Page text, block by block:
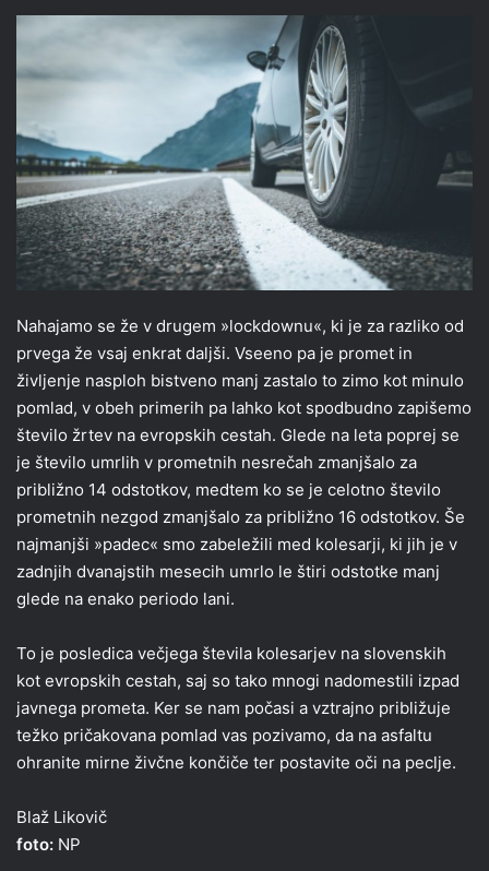
Nahajamo se že v drugem »lockdownu«, ki je za razliko od
prvega že vsaj enkrat daljši. Vseeno pa je promet in
življenje nasploh bistveno manj zastalo to zimo kot minulo
pomlad, v obeh primerih pa lahko kot spodbudno zapišemo
število žrtev na evropskih cestah. Glede na leta poprej se
je število umrlih v prometnih nesrečah zmanjšalo za
približno 14 odstotkov, medtem ko se je celotno število
prometnih nezgod zmanjšalo za približno 16 odstotkov. Še
najmanjši »padec« smo zabeležili med kolesarji, ki jih je v
zadnjih dvanajstih mesecih umrlo le štiri odstotke manj
glede na enako periodo lani.
To je posledica večjega števila kolesarjev na slovenskih
kot evropskih cestah, saj so tako mnogi nadomestili izpad
javnega prometa. Ker se nam počasi a vztrajno približuje
težko pričakovana pomlad vas pozivamo, da na asfaltu
ohranite mirne živčne končiče ter postavite oči na peclje.
Blaž Likovič
foto: NP